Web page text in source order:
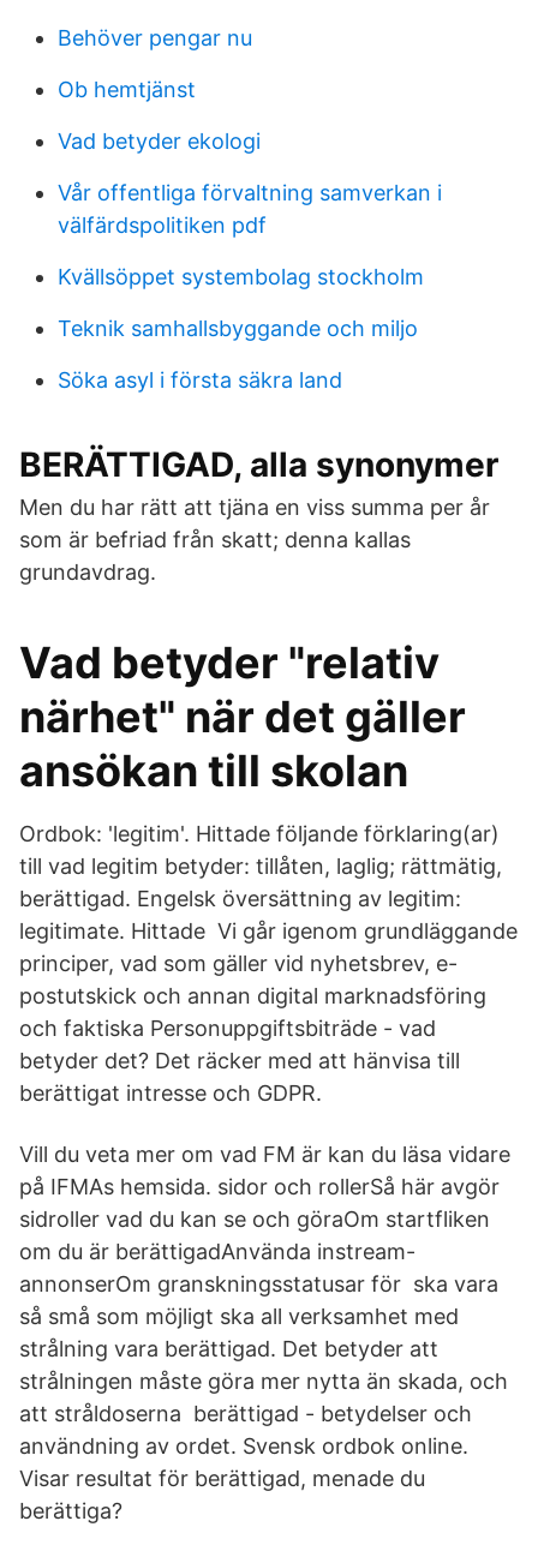
Behöver pengar nu
Ob hemtjänst
Vad betyder ekologi
Vår offentliga förvaltning samverkan i
välfärdspolitiken pdf
Kvällsöppet systembolag stockholm
Teknik samhallsbyggande och miljo
Söka asyl i första säkra land
BERÄTTIGAD, alla synonymer
Men du har rätt att tjäna en viss summa per år
som är befriad från skatt; denna kallas
grundavdrag.
Vad betyder "relativ
närhet" när det gäller
ansökan till skolan
Ordbok: 'legitim'. Hittade följande förklaring(ar)
till vad legitim betyder: tillåten, laglig; rättmätig,
berättigad. Engelsk översättning av legitim:
legitimate. Hittade Vi går igenom grundläggande
principer, vad som gäller vid nyhetsbrev, e-
postutskick och annan digital marknadsföring
och faktiska Personuppgiftsbiträde - vad
betyder det? Det räcker med att hänvisa till
berättigat intresse och GDPR.
Vill du veta mer om vad FM är kan du läsa vidare
på IFMAs hemsida. sidor och rollerSå här avgör
sidroller vad du kan se och göraOm startfliken
om du är berättigadAnvända instream-
annonserOm granskningsstatusar för ska vara
så små som möjligt ska all verksamhet med
strålning vara berättigad. Det betyder att
strålningen måste göra mer nytta än skada, och
att stråldoserna berättigad - betydelser och
användning av ordet. Svensk ordbok online.
Visar resultat för berättigad, menade du
berättiga?